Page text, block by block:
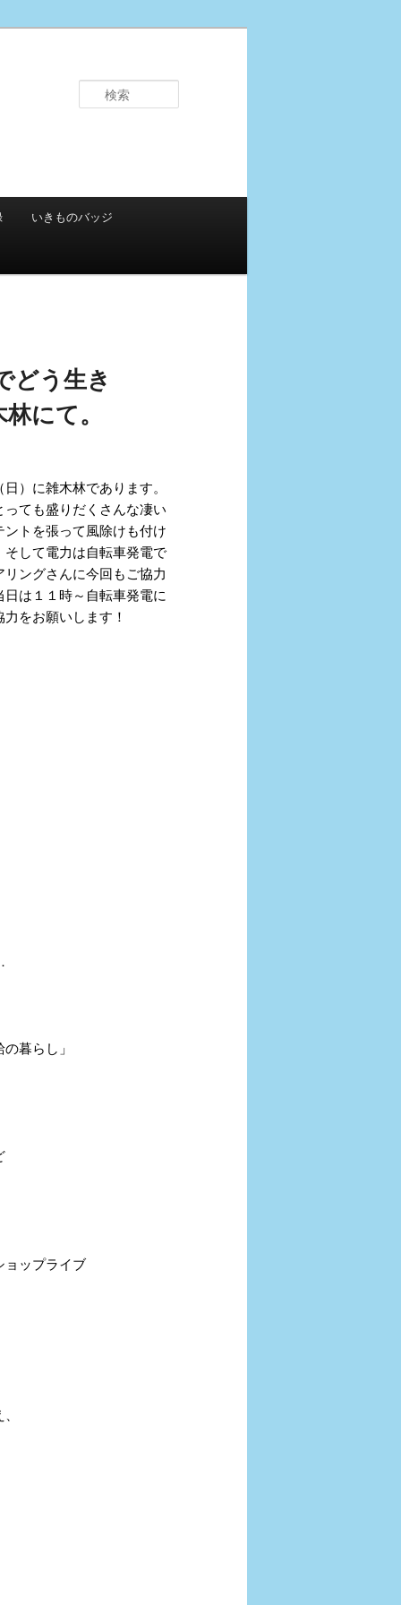
いきものバッジ
う生き
にて。
）に雑木林であります。
ても盛りだくさんな凄い
トを張って風除けも付け
して電力は自転車発電で
ングさんに今回もご協力
は１１時～自転車発電に
をお願いします！
らし」
ョップライブ